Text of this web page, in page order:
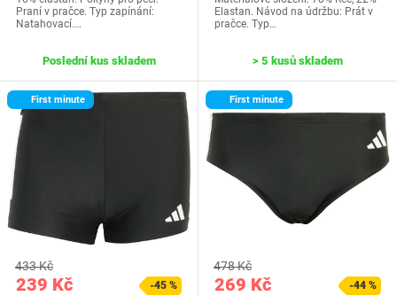
Praní v pračce. Typ zapínání:
Natahovací.…
Poslední kus skladem
Elastan. Návod na údržbu: Prát v
pračce. Typ…
> 5 kusů skladem
First minute
239 Kč
433 Kč
-45 %
First minute
269 Kč
478 Kč
-44 %